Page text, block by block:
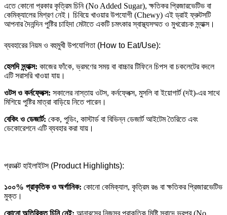
এতে কোনো প্রকার কৃত্রিম চিনি (No Added Sugar), ক্ষতিকর প্রিজারভেটিভ বা
কেমিক্যালের মিশ্রণ নেই। চিবিয়ে খাওয়ার উপযোগী (Chewy) এই ড্রাই ফ্রুটসটি
আপনার দৈনন্দিন পুষ্টির চাহিদা মেটাতে একটি চমৎকার স্বাস্থ্যসম্মত ও মুখরোচক স্ন্যাক্স।
ব্যবহারের নিয়ম ও বহুমুখী উপযোগিতা (How to Eat/Use):
হেলদি স্ন্যাক্স: কাজের ফাঁকে, ভ্রমণের সময় বা বাচ্চার টিফিনে চিপস বা চকলেটের বদলে
এটি সরাসরি খাওয়া যায়।
ওটস ও কর্নফ্লেক্স: সকালের নাস্তায় ওটস, কর্নফ্লেক্স, মুসলি বা ইয়োগার্ট (দই)-এর সাথে
মিশিয়ে পুষ্টির মাত্রা বাড়িয়ে নিতে পারেন।
বেকিং ও ডেজার্ট: কেক, পুডিং, কাস্টার্ড বা বিভিন্ন ডেজার্ট আইটেম তৈরিতে এবং
ডেকোরেশনে এটি ব্যবহার করা যায়।
প্রডাক্ট হাইলাইটস (Product Highlights):
১০০% প্রাকৃতিক ও অর্গানিক: কোনো কেমিক্যাল, কৃত্রিম রঙ বা ক্ষতিকর প্রিজারভেটিভ
মুক্ত।